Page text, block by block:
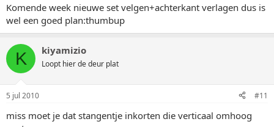
Komende week nieuwe set velgen+achterkant verlagen dus is
wel een goed plan:thumbup
K kiyamizio
Loopt hier de deur plat
5 jul 2010 #11
miss moet je dat stangentje inkorten die verticaal omhoog